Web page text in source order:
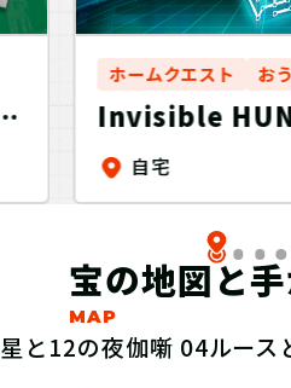
ホームクエスト お
Invisible
自宅
宝の地図と
星と12の夜伽噺 04ルース